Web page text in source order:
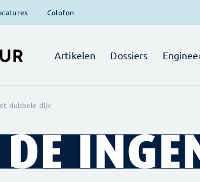
Colofon
Artikelen Dossiers
dubbele dijk